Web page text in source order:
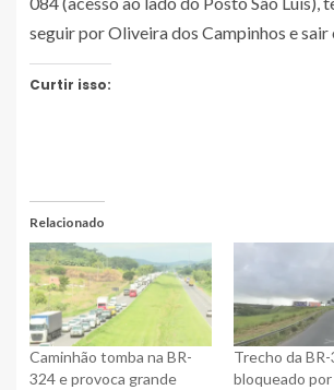
seguir por Oliveira dos Campinhos e sair
Curtir isso:
Relacionado
Caminhão tomba na BR-
324 e provoca grande
Trecho da
bloqueado por